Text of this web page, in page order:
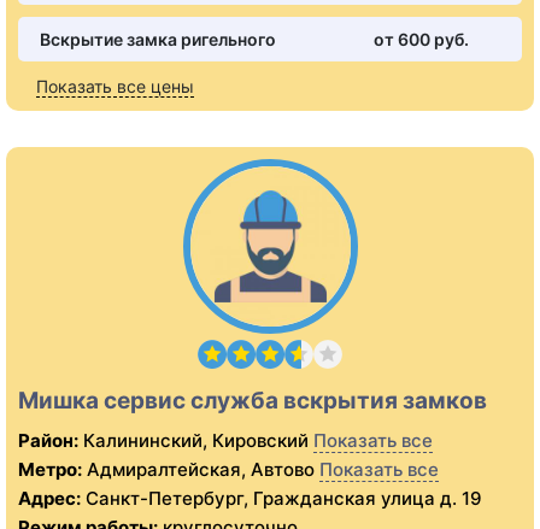
Вскрытие замка ригельного от 600 pуб.
Показать все цены
Мишка сервис служба вскрытия замков
Район: Калининский, Кировский Показать все
Метро: Адмиралтейская, Автово Показать все
Адрес: Санкт-Петербург, Гражданская улица д. 19